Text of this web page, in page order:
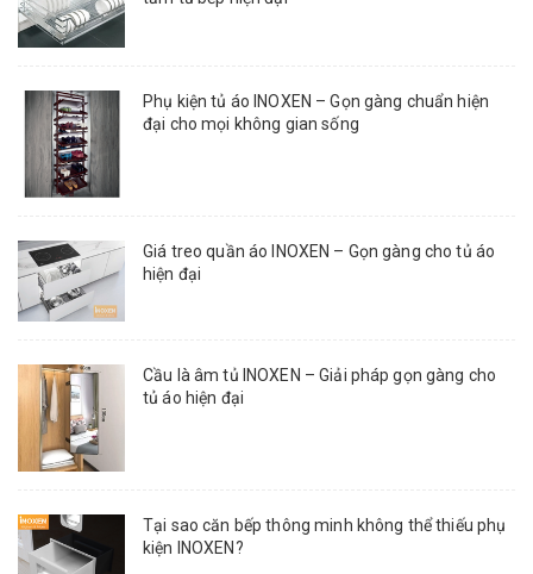
Phụ kiện tủ áo INOXEN – Gọn gàng chuẩn hiện
đại cho mọi không gian sống
Giá treo quần áo INOXEN – Gọn gàng cho tủ áo
hiện đại
Cầu là âm tủ INOXEN – Giải pháp gọn gàng cho
tủ áo hiện đại
Tại sao căn bếp thông minh không thể thiếu phụ
kiện INOXEN?